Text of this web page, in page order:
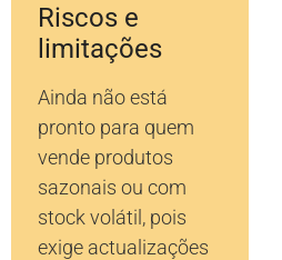
Riscos e
limitações
Ainda não está
pronto para quem
vende produtos
sazonais ou com
stock volátil, pois
exige actualizações